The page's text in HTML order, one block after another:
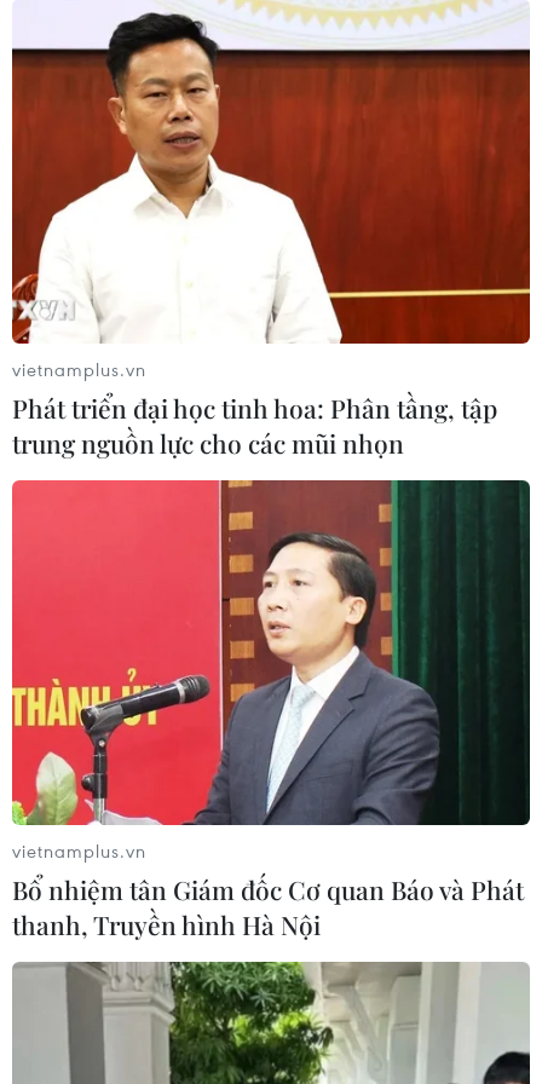
vietnamplus.vn
Phát triển đại học tinh hoa: Phân tầng, tập
trung nguồn lực cho các mũi nhọn
vietnamplus.vn
Bổ nhiệm tân Giám đốc Cơ quan Báo và Phát
thanh, Truyền hình Hà Nội